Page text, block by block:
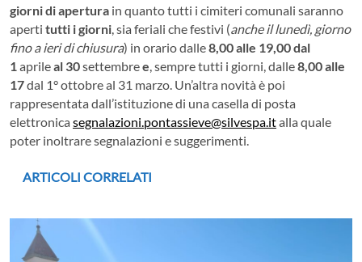
giorni di apertura in quanto tutti i cimiteri comunali saranno
aperti tutti i giorni, sia feriali che festivi (anche il lunedì, giorno
fino a ieri di chiusura) in orario dalle8,00 alle 19,00dal
1aprileal 30settembree, sempre tutti i giorni, dalle8,00 alle
17dal 1° ottobre al 31 marzo. Un’altra novità è poi
rappresentata dall’istituzione di una casella di posta
elettronica segnalazioni.pontassieve@silvespa.italla quale
poter inoltrare segnalazioni e suggerimenti.
ARTICOLI CORRELATI